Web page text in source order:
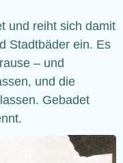
und reiht sich damit
Stadtbäder ein. Es
– und
und die
Gebadet